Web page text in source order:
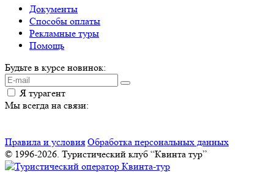
Документы
Способы оплаты
Рекламные туры
Помощь
Будьте в курсе новинок:
Я турагент
Мы всегда на связи:
Правила и условия Обработка персональных данных
© 1996-2026. Туристический клуб “Квинта тур”